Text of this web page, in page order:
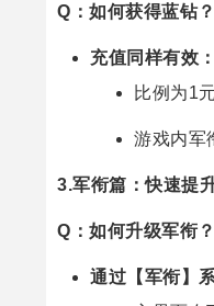
Q：如何获得蓝钻？
充值同样有效：
比例为1
游戏内军
3.军衔篇：快速提
Q：如何升级军衔？
通过【军衔】